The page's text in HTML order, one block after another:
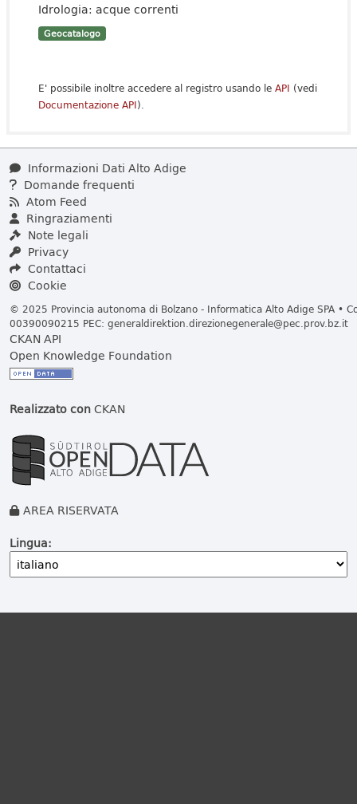
Idrologia: acque correnti
Geocatalogo
E' possibile inoltre accedere al registro usando le API (vedi
Documentazione API).
Informazioni Dati Alto Adige
Domande frequenti
Atom Feed
Ringraziamenti
Note legali
Privacy
Contattaci
Cookie
© 2025 Provincia autonoma di Bolzano - Informatica Alto Adige SPA •
00390090215 PEC: generaldirektion.direzionegenerale@pec.prov.bz.it
CKAN API
Open Knowledge Foundation
Realizzato conCKAN
AREA RISERVATA
Lingua